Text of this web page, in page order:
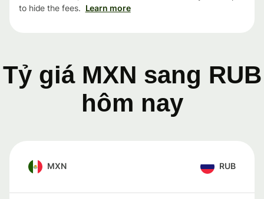
to hide the fees. Learn more
Tỷ giá MXN sang RUB
hôm nay
MXN RUB